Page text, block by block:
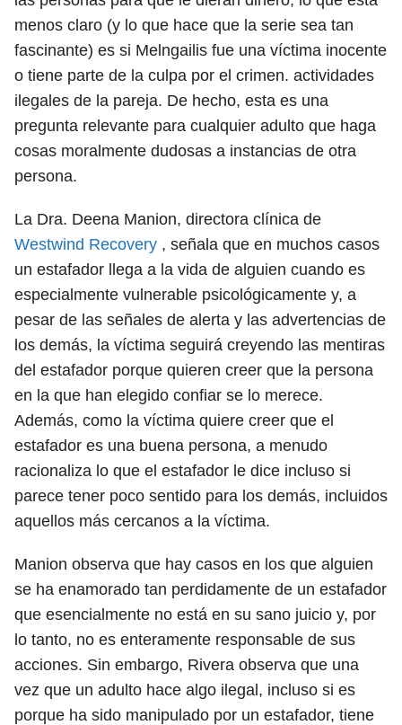
menos claro (y lo que hace que la serie sea tan
fascinante) es si Melngailis fue una víctima inocente
o tiene parte de la culpa por el crimen. actividades
ilegales de la pareja. De hecho, esta es una
pregunta relevante para cualquier adulto que haga
cosas moralmente dudosas a instancias de otra
persona.
La Dra. Deena Manion, directora clínica de
Westwind Recovery , señala que en muchos casos
un estafador llega a la vida de alguien cuando es
especialmente vulnerable psicológicamente y, a
pesar de las señales de alerta y las advertencias de
los demás, la víctima seguirá creyendo las mentiras
del estafador porque quieren creer que la persona
en la que han elegido confiar se lo merece.
Además, como la víctima quiere creer que el
estafador es una buena persona, a menudo
racionaliza lo que el estafador le dice incluso si
parece tener poco sentido para los demás, incluidos
aquellos más cercanos a la víctima.
Manion observa que hay casos en los que alguien
se ha enamorado tan perdidamente de un estafador
que esencialmente no está en su sano juicio y, por
lo tanto, no es enteramente responsable de sus
acciones. Sin embargo, Rivera observa que una
vez que un adulto hace algo ilegal, incluso si es
porque ha sido manipulado por un estafador, tiene